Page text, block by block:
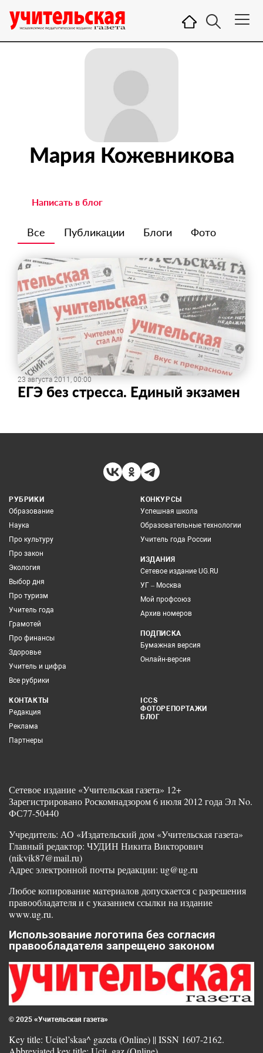
Мария Кожевникова
Написать в блог
Все Публикации Блоги Фото
23 августа 2011, 00:00
ЕГЭ без стресса. Единый экзамен
РУБРИКИ
Образование
Наука
Про культуру
Про закон
Экология
Выбор дня
Про туризм
Учитель года
Грамотей
Про финансы
Здоровье
Учитель и цифра
Все рубрики
КОНКУРСЫ
Успешная школа
Образовательные технологии
Учитель года России
ИЗДАНИЯ
Сетевое издание UG.RU
УГ – Москва
Мой профсоюз
Архив номеров
ПОДПИСКА
Бумажная версия
Онлайн-версия
КОНТАКТЫ
Редакция
Реклама
Партнеры
ICCS
ФОТОРЕПОРТАЖИ
БЛОГ
Сетевое издание «Учительская газета» 12+
Зарегистрировано Роскомнадзором 6 июля 2012 года Эл No.
ФС77-50440
Учредитель: АО «Издательский дом «Учительская газета»
Главный редактор: ЧУДИН Никита Викторович
(nikvik87@mail.ru)
Адрес электронной почты редакции: ug@ug.ru
Любое копирование материалов допускается с разрешения
правообладателя и с указанием ссылки на издание
www.ug.ru.
Использование логотипа без согласия
правообладателя запрещено законом
© 2025 «Учительская газета»
Key title: Ucitel’skaa^ gazeta (Online) || ISSN 1607-2162.